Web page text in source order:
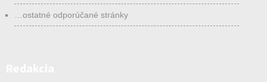
…ostatné odporúčané stránky